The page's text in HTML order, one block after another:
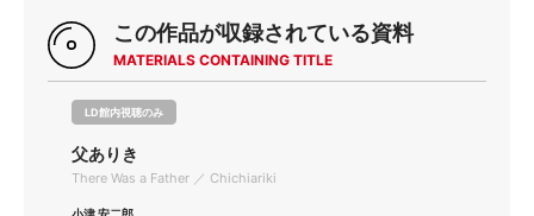
この作品が収録されている資料
MATERIALS CONTAINING TITLE
LD館内視聴のみ
父ありき
There Was a Father ／ Chichiariki